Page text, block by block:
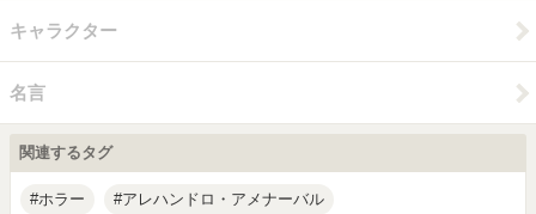
キャラクター
名言
関連するタグ
ホラー アレハンドロ・アメナーバル